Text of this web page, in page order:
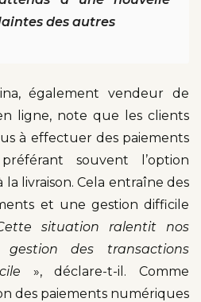
des autres
également vendeur de
ligne, note que les clients
à effectuer des paiements
souvent l’option
la livraison. Cela entraîne des
et une gestion difficile
situation ralentit nos
des transactions
», déclare-t-il. Comme
des paiements numériques